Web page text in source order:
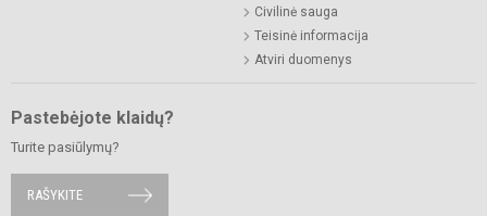
Civilinė sauga
Teisinė informacija
Atviri duomenys
Pastebėjote klaidų?
Turite pasiūlymų?
RAŠYKITE